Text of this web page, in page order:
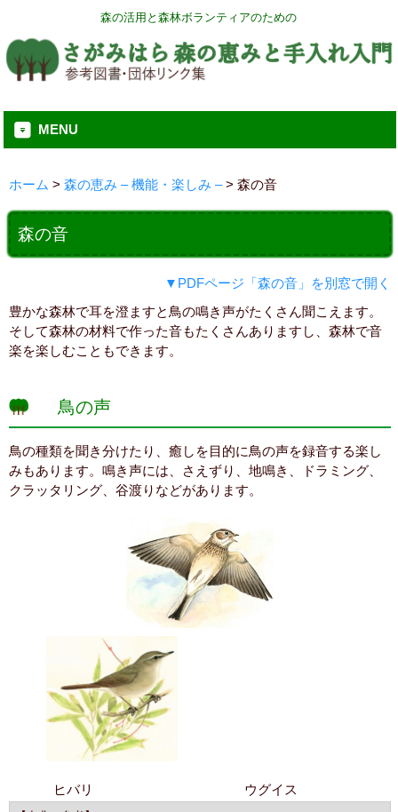
森の活用と森林ボランティアのための
MENU
ホーム > 森の恵み – 機能・楽しみ –> 森の音
森の音
▼PDFページ「森の音」を別窓で開く
豊かな森林で耳を澄ますと鳥の鳴き声がたくさん聞こえます。
そして森林の材料で作った音もたくさんありますし、森林で音
楽を楽しむこともできます。
鳥の声
鳥の種類を聞き分けたり、癒しを目的に鳥の声を録音する楽し
みもあります。鳴き声には、さえずり、地鳴き、ドラミング、
クラッタリング、谷渡りなどがあります。
ヒバリ ウグイス